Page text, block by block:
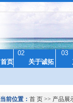
02
03
首页
关于诚拓
当前位置： 首 页>> 产品展